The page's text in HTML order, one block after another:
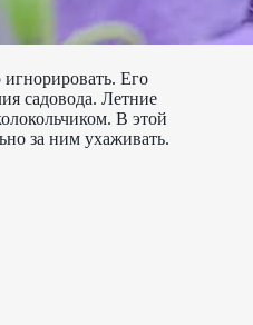
игнорировать. Его
садовода. Летние
В этой
за ним ухаживать.